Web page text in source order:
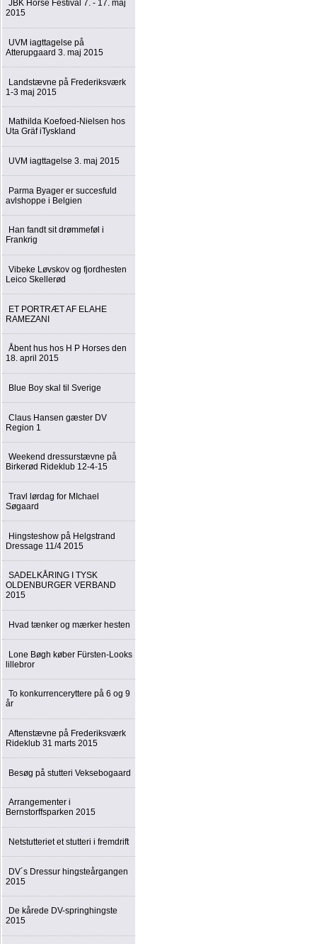
JBK Horse Festival 7. - 17. maj
2015
UVM iagttagelse på
Atterupgaard 3. maj 2015
Landstævne på Frederiksværk
1-3 maj 2015
Mathilda Koefoed-Nielsen hos
Uta Gräf iTyskland
UVM iagttagelse 3. maj 2015
Parma Byager er succesfuld
avlshoppe i Belgien
Han fandt sit drømmeføl i
Frankrig
Vibeke Løvskov og fjordhesten
Leico Skellerød
ET PORTRÆT AF ELAHE
RAMEZANI
Åbent hus hos H P Horses den
18. april 2015
Blue Boy skal til Sverige
Claus Hansen gæster DV
Region 1
Weekend dressurstævne på
Birkerød Rideklub 12-4-15
Travl lørdag for MIchael
Søgaard
Hingsteshow på Helgstrand
Dressage 11/4 2015
SADELKÅRING I TYSK
OLDENBURGER VERBAND
2015
Hvad tænker og mærker hesten
Lone Bøgh køber Fürsten-Looks
lillebror
To konkurrenceryttere på 6 og 9
år
Aftenstævne på Frederiksværk
Rideklub 31 marts 2015
Besøg på stutteri Veksebogaard
Arrangementer i
Bernstorffsparken 2015
Netstutteriet et stutteri i fremdrift
DV´s Dressur hingsteårgangen
2015
De kårede DV-springhingste
2015